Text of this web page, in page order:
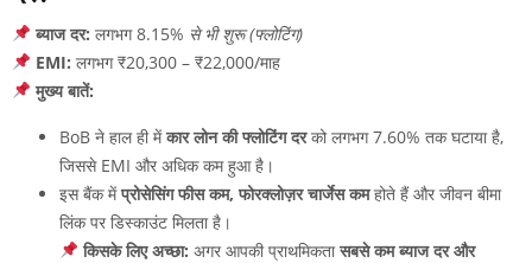
ब्याज दर: लगभग 8.15% से भी शुरू (फ्लोटिंग)
EMI: लगभग ₹20,300 – ₹22,000/माह
मुख्य बातें:
BoB ने हाल ही मेंकार लोन की फ्लोटिंग दरको लगभग 7.60% तक घटाया है,
जिससे EMI और अधिक कम हुआ है।
इस बैंक मेंप्रोसेसिंग फीस कम, फोरक्लोज़र चार्जेस कमहोते हैं और जीवन बीमा
लिंक पर डिस्काउंट मिलता है।
किसके लिए अच्छा: अगर आपकी प्राथमिकतासबसे कम ब्याज दर और